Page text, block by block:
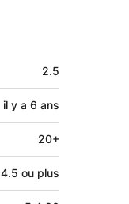
2.5
il y a 6 ans
20+
4.5 ou plus